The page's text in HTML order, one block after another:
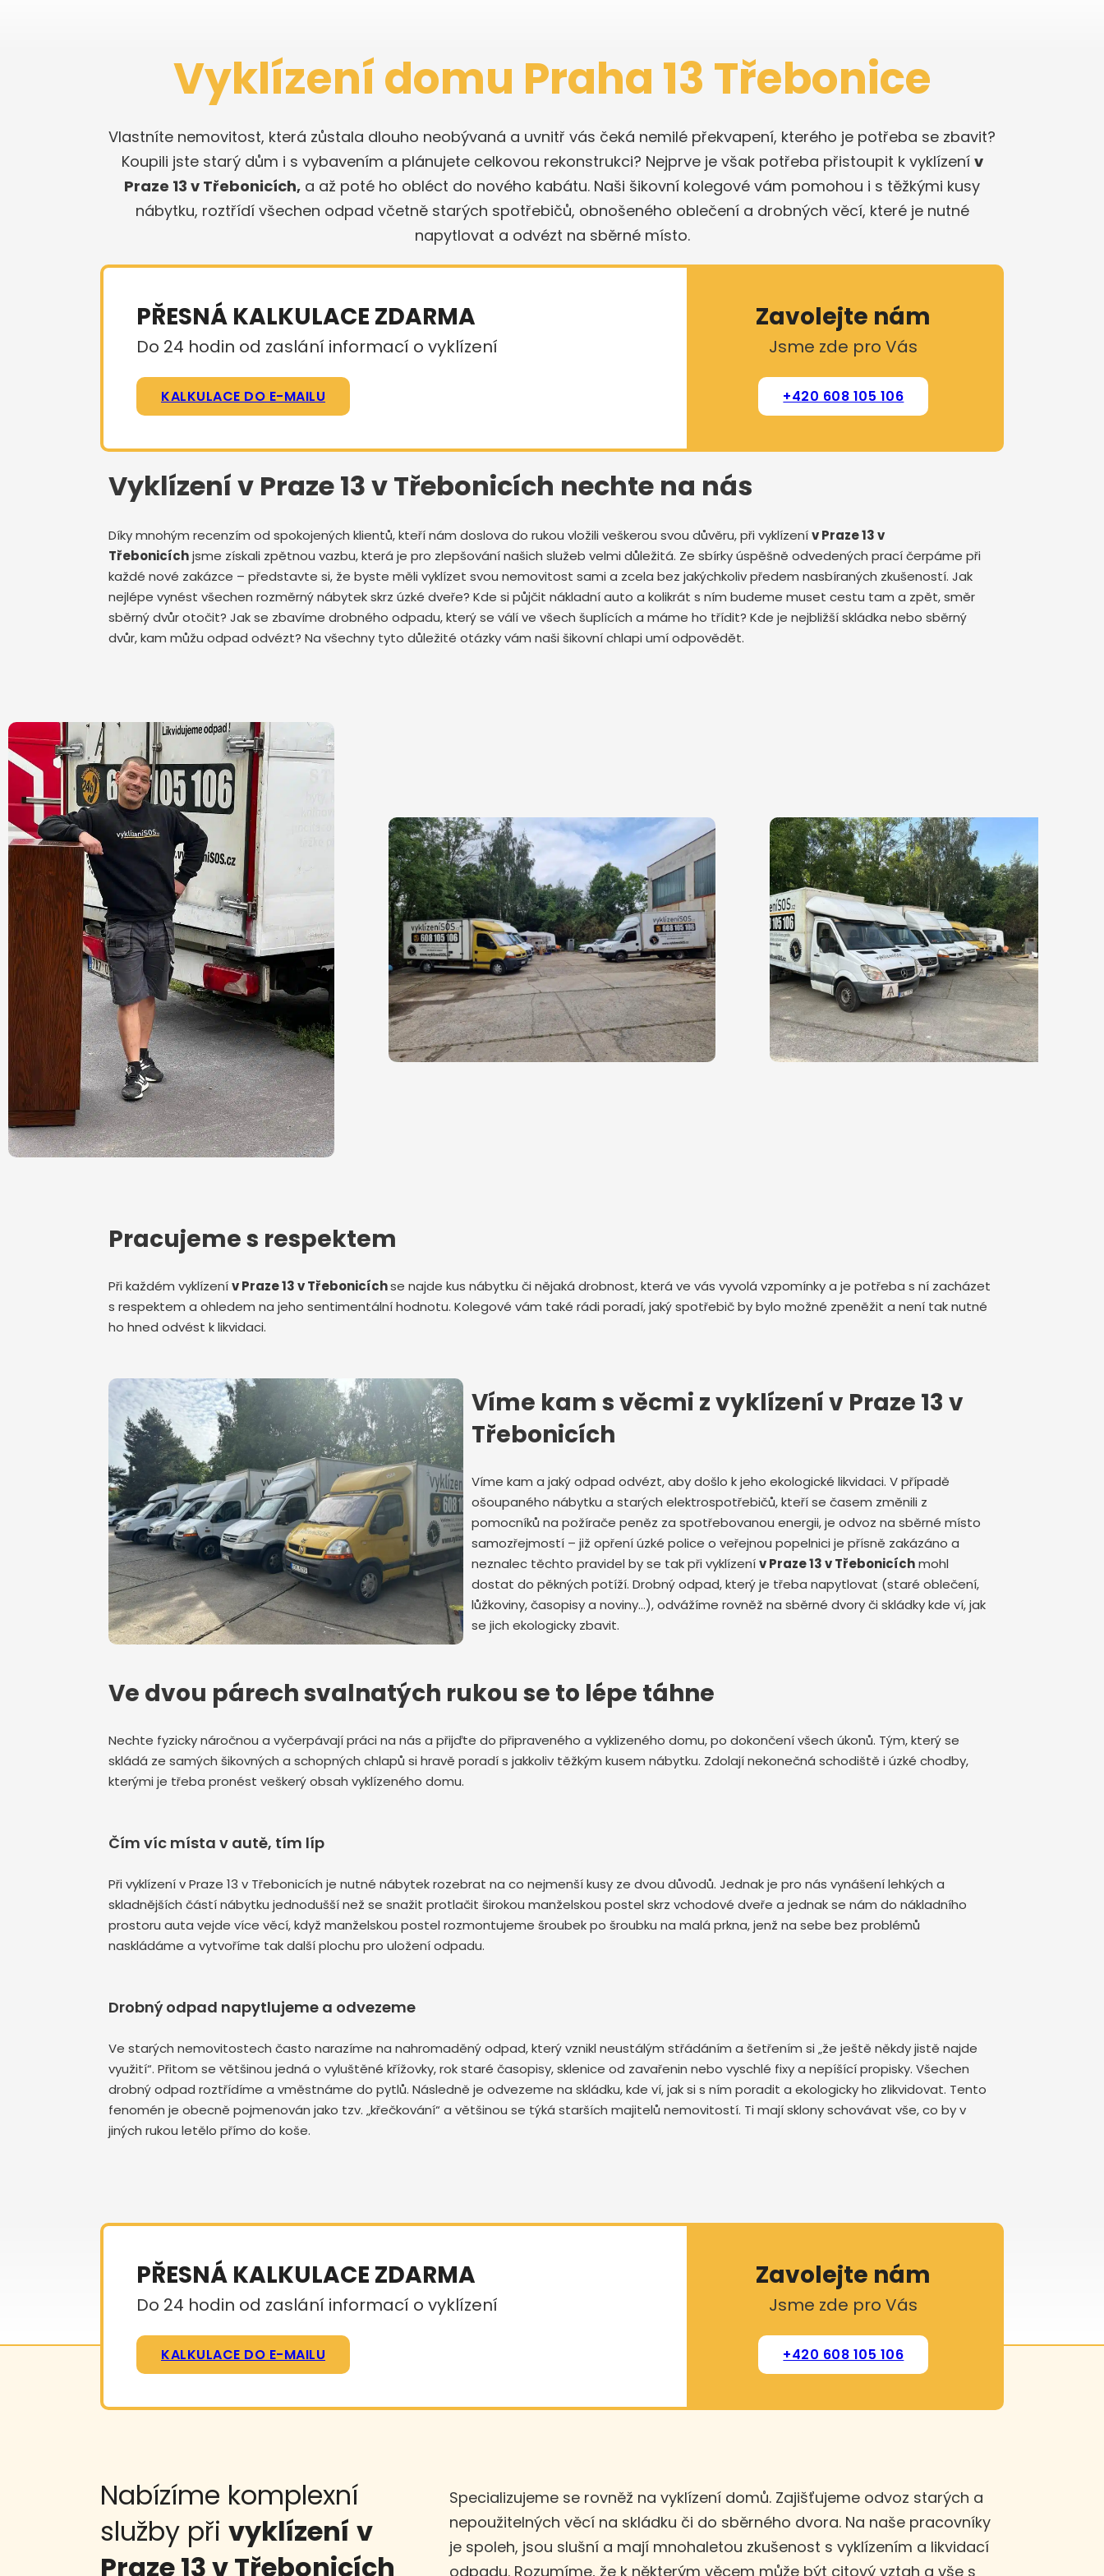
Vyklízení domu Praha 13 Třebonice
Vlastníte nemovitost, která zůstala dlouho neobývaná a uvnitř vás čeká nemilé překvapení, kterého je potřeba se zbavit?
Koupili jste starý dům i s vybavením a plánujete celkovou rekonstrukci? Nejprve je však potřeba přistoupit k vyklízení v
Praze 13 v Třebonicích, a až poté ho obléct do nového kabátu. Naši šikovní kolegové vám pomohou i s těžkými kusy
nábytku, roztřídí všechen odpad včetně starých spotřebičů, obnošeného oblečení a drobných věcí, které je nutné
napytlovat a odvézt na sběrné místo.
PŘESNÁ KALKULACE ZDARMA
Do 24 hodin od zaslání informací o vyklízení
KALKULACE DO E-MAILU
Zavolejte nám
Jsme zde pro Vás
+420 608 105 106
Vyklízení v Praze 13 v Třebonicích nechte na nás
Díky mnohým recenzím od spokojených klientů, kteří nám doslova do rukou vložili veškerou svou důvěru, při vyklízenív Praze 13 v
Třebonicíchjsme získali zpětnou vazbu, která je pro zlepšování našich služeb velmi důležitá. Ze sbírky úspěšně odvedených prací čerpáme při
každé nové zakázce – představte si, že byste měli vyklízet svou nemovitost sami a zcela bez jakýchkoliv předem nasbíraných zkušeností. Jak
nejlépe vynést všechen rozměrný nábytek skrz úzké dveře? Kde si půjčit nákladní auto a kolikrát s ním budeme muset cestu tam a zpět, směr
sběrný dvůr otočit? Jak se zbavíme drobného odpadu, který se válí ve všech šuplících a máme ho třídit? Kde je nejbližší skládka nebo sběrný
dvůr, kam můžu odpad odvézt? Na všechny tyto důležité otázky vám naši šikovní chlapi umí odpovědět.
Pracujeme s respektem
Při každém vyklízenív Praze 13 v Třebonicíchse najde kus nábytku či nějaká drobnost, která ve vás vyvolá vzpomínky a je potřeba s ní zacházet
s respektem a ohledem na jeho sentimentální hodnotu. Kolegové vám také rádi poradí, jaký spotřebič by bylo možné zpeněžit a není tak nutné
ho hned odvést k likvidaci.
Víme kam s věcmi z vyklízení v Praze 13 v
Třebonicích
Víme kam a jaký odpad odvézt, aby došlo k jeho ekologické likvidaci. V případě
ošoupaného nábytku a starých elektrospotřebičů, kteří se časem změnili z
pomocníků na požírače peněz za spotřebovanou energii, je odvoz na sběrné místo
samozřejmostí – již opření úzké police o veřejnou popelnici je přísně zakázáno a
neznalec těchto pravidel by se tak při vyklízenív Praze 13 v Třebonicíchmohl
dostat do pěkných potíží. Drobný odpad, který je třeba napytlovat (staré oblečení,
lůžkoviny, časopisy a noviny…), odvážíme rovněž na sběrné dvory či skládky kde ví, jak
se jich ekologicky zbavit.
Ve dvou párech svalnatých rukou se to lépe táhne
Nechte fyzicky náročnou a vyčerpávají práci na nás a přijďte do připraveného a vyklizeného domu, po dokončení všech úkonů. Tým, který se
skládá ze samých šikovných a schopných chlapů si hravě poradí s jakkoliv těžkým kusem nábytku. Zdolají nekonečná schodiště i úzké chodby,
kterými je třeba pronést veškerý obsah vyklízeného domu.
Čím víc místa v autě, tím líp
Při vyklízení v Praze 13 v Třebonicích je nutné nábytek rozebrat na co nejmenší kusy ze dvou důvodů. Jednak je pro nás vynášení lehkých a
skladnějších částí nábytku jednodušší než se snažit protlačit širokou manželskou postel skrz vchodové dveře a jednak se nám do nákladního
prostoru auta vejde více věcí, když manželskou postel rozmontujeme šroubek po šroubku na malá prkna, jenž na sebe bez problémů
naskládáme a vytvoříme tak další plochu pro uložení odpadu.
Drobný odpad napytlujeme a odvezeme
Ve starých nemovitostech často narazíme na nahromaděný odpad, který vznikl neustálým střádáním a šetřením si „že ještě někdy jistě najde
využití“. Přitom se většinou jedná o vyluštěné křížovky, rok staré časopisy, sklenice od zavařenin nebo vyschlé fixy a nepíšící propisky. Všechen
drobný odpad roztřídíme a vměstnáme do pytlů. Následně je odvezeme na skládku, kde ví, jak si s ním poradit a ekologicky ho zlikvidovat. Tento
fenomén je obecně pojmenován jako tzv. „křečkování“ a většinou se týká starších majitelů nemovitostí. Ti mají sklony schovávat vše, co by v
jiných rukou letělo přímo do koše.
PŘESNÁ KALKULACE ZDARMA
Do 24 hodin od zaslání informací o vyklízení
KALKULACE DO E-MAILU
Zavolejte nám
Jsme zde pro Vás
+420 608 105 106
Nabízíme komplexní
služby při vyklízení v
Praze 13 v Třebonicích
Specializujeme se rovněž na vyklízení domů. Zajišťujeme odvoz starých a
nepoužitelných věcí na skládku či do sběrného dvora. Na naše pracovníky
je spoleh, jsou slušní a mají mnohaletou zkušenost s vyklízením a likvidací
odpadu. Rozumíme, že k některým věcem může být citový vztah a vše s
Odeslat zprávu